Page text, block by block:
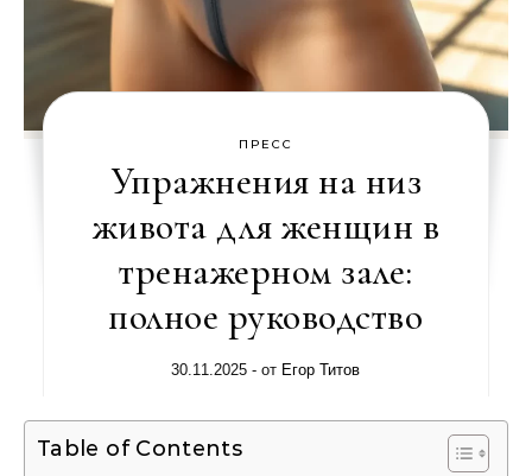
ПРЕСС
Упражнения на низ
живота для женщин в
тренажерном зале:
полное руководство
30.11.2025 - от Егор Титов
Table of Contents